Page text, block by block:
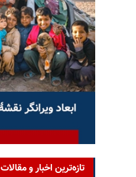
تازه‌ترین اخبار و مقالات